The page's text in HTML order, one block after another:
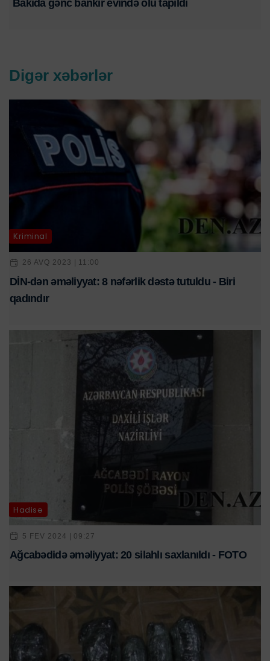
Bakıda gənc bankir evində ölü tapıldı
Digər xəbərlər
Kriminal
26 AVQ 2023 | 11:00
DİN-dən əməliyyat: 8 nəfərlik dəstə tutuldu - Biri
qadındır
Hadisə
5 FEV 2024 | 09:27
Ağcabədidə əməliyyat: 20 silahlı saxlanıldı - FOTO